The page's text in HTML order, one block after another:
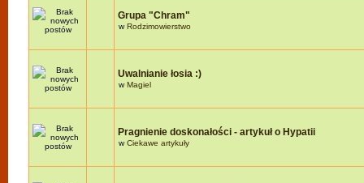
Grupa "Chram"
wRodzimowierstwo
Uwalnianie łosia :)
wMagiel
Pragnienie doskonałości - artykuł o Hypatii
wCiekawe artykuły